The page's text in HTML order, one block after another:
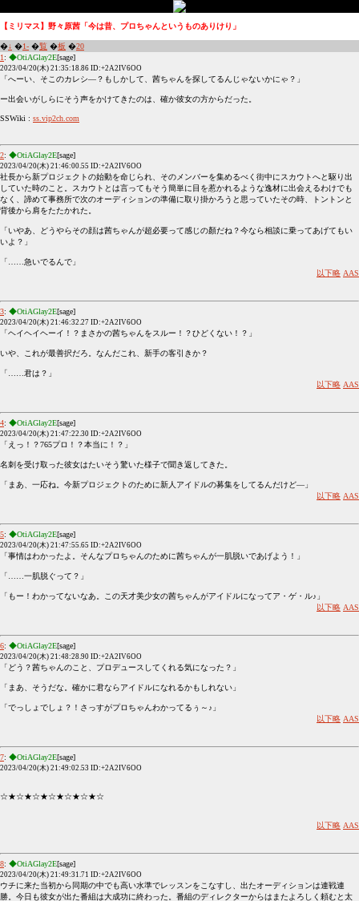
【ミリマス】野々原茜「今は昔、プロちゃんというものありけり」
�↓ �1- �覧 �板 �20
1 : ◆OtiAGlay2E[sage]
2023/04/20(木) 21:35:18.86 ID:+2A2IV6OO
「へーい、そこのカレシ―？もしかして、茜ちゃんを探してるんじゃないかにゃ？」
ー出会いがしらにそう声をかけてきたのは、確か彼女の方からだった。
SSWiki : ss.vip2ch.com
2: ◆OtiAGlay2E[sage]
2023/04/20(木) 21:46:00.55 ID:+2A2IV6OO
社長から新プロジェクトの始動を命じられ、そのメンバーを集めるべく街中にスカウトへと駆り出
していた時のこと。スカウトとは言ってもそう簡単に目を惹かれるような逸材に出会えるわけでも
なく、諦めて事務所で次のオーディションの準備に取り掛かろうと思っていたその時、トントンと
背後から肩をたたかれた。
「いやあ、どうやらその顔は茜ちゃんが超必要って感じの顏だね？今なら相談に乗ってあげてもい
いよ？」
「……急いでるんで」
以下略 AAS
3: ◆OtiAGlay2E[sage]
2023/04/20(木) 21:46:32.27 ID:+2A2IV6OO
「ヘイヘイヘーイ！？まさかの茜ちゃんをスルー！？ひどくない！？」
いや、これが最善択だろ。なんだこれ、新手の客引きか？
「……君は？」
以下略 AAS
4: ◆OtiAGlay2E[sage]
2023/04/20(木) 21:47:22.30 ID:+2A2IV6OO
「えっ！？765プロ！？本当に！？」
名刺を受け取った彼女はたいそう驚いた様子で聞き返してきた。
「まあ、一応ね。今新プロジェクトのために新人アイドルの募集をしてるんだけど―」
以下略 AAS
5: ◆OtiAGlay2E[sage]
2023/04/20(木) 21:47:55.65 ID:+2A2IV6OO
「事情はわかったよ。そんなプロちゃんのために茜ちゃんが一肌脱いであげよう！」
「……一肌脱ぐって？」
「もー！わかってないなあ。この天才美少女の茜ちゃんがアイドルになってア・ゲ・ル♪」
以下略 AAS
6: ◆OtiAGlay2E[sage]
2023/04/20(木) 21:48:28.90 ID:+2A2IV6OO
「どう？茜ちゃんのこと、プロデュースしてくれる気になった？」
「まあ、そうだな。確かに君ならアイドルになれるかもしれない」
「でっしょでしょ？！さっすがプロちゃんわかってるぅ～♪」
以下略 AAS
7: ◆OtiAGlay2E[sage]
2023/04/20(木) 21:49:02.53 ID:+2A2IV6OO
☆★☆★☆★☆★☆★☆★☆
以下略 AAS
8: ◆OtiAGlay2E[sage]
2023/04/20(木) 21:49:31.71 ID:+2A2IV6OO
ウチに来た当初から同期の中でも高い水準でレッスンをこなすし、出たオーディションは連戦連
勝。今日も彼女が出た番組は大成功に終わった。番組のディレクターからはまたよろしく頼むと太